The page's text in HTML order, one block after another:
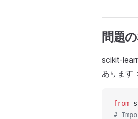
問題
scikit-
あります：
from
#